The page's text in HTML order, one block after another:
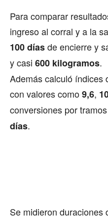
Para comparar
ingreso al corral y a la
100 díasde encierre y
y casi 600 kilogramos.
Además calculó índices
con valores como9,6,
conversiones por
días.
Se midieron duraciones